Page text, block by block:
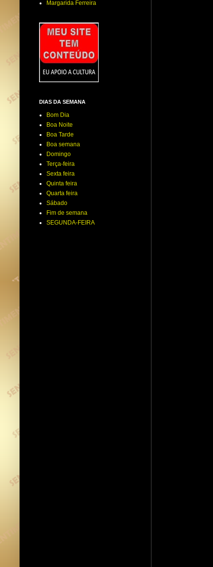
Margarida Ferreira
DIAS DA SEMANA
Bom Dia
Boa Noite
Boa Tarde
Boa semana
Domingo
Terça-feira
Sexta feira
Quinta feira
Quarta feira
Sábado
Fim de semana
SEGUNDA-FEIRA